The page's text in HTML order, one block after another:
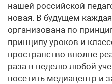
нашей российской
новая. В будущем
организована по
принципу уроков и
пространство вполне
раза в неделю любой
посетить медиацентр и